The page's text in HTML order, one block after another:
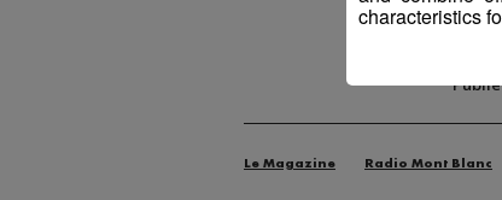
Le Magazine Radio Mont Blanc
characteristics